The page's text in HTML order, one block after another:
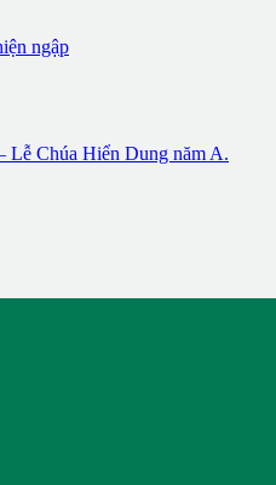
ngập
Chúa Hiển Dung năm A.